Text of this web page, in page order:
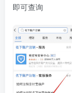
即可查询